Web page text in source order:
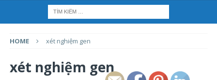
HOME xét nghiệm gen
xét nghiệm gen